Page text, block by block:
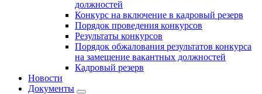
должностей
Конкурс на включение в кадровый резерв
Порядок проведения конкурсов
Результаты конкурсов
Порядок обжалования результатов конкурса
на замещение вакантных должностей
Кадровый резерв
Новости
Документы